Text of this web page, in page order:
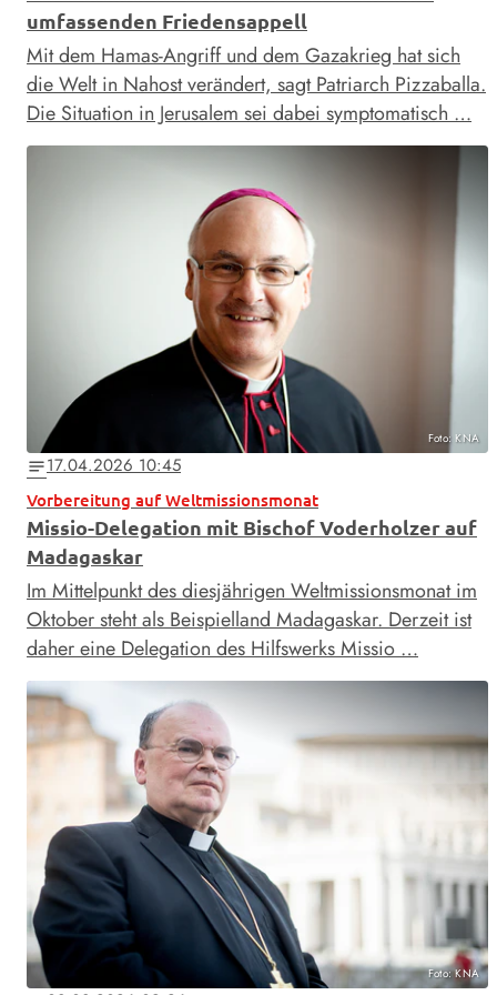
umfassenden Friedensappell
Mit dem Hamas-Angriff und dem Gazakrieg hat sich
die Welt in Nahost verändert, sagt Patriarch Pizzaballa.
Die Situation in Jerusalem sei dabei symptomatisch …
Foto: KNA
notes17.04.2026 10:45
Vorbereitung auf Weltmissionsmonat
Missio-Delegation mit Bischof Voderholzer auf
Madagaskar
Im Mittelpunkt des diesjährigen Weltmissionsmonat im
Oktober steht als Beispielland Madagaskar. Derzeit ist
daher eine Delegation des Hilfswerks Missio …
Foto: KNA